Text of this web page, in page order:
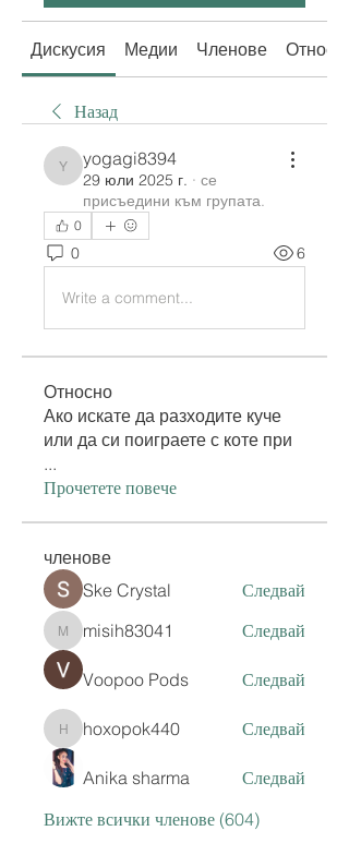
Дискусия Медии Членове Относно
Назад
yogagi8394
yogagi8394
29 юли 2025 г. · се
присъедини към групата.
0
0 6
Write a comment...
Относно
Ако искате да разходите куче
или да си поиграете с коте при
...
Прочетете повече
членове
Ske Crystal Следвай
misih83041
misih83041 Следвай
Voopoo Pods Следвай
hoxopok440
hoxopok440 Следвай
Anika sharma
Следвай
Вижте всички членове (604)